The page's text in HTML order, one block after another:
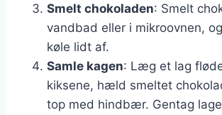
Smelt chokoladen: Smelt
vandbad eller i mikroovnen,
køle lidt af.
Samle kagen: Læg et lag
kiksene, hæld smeltet
top med hindbær. Gentag